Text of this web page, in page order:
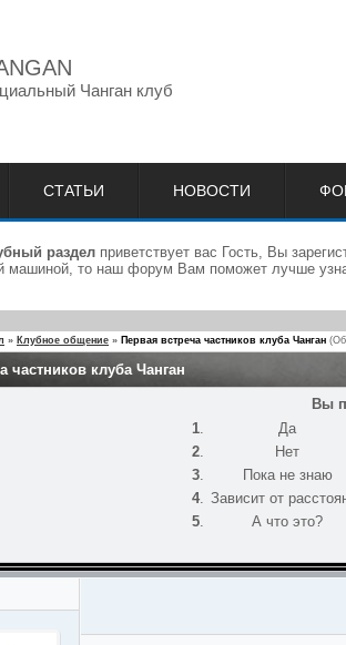
Чанган клуб
СТАТЬИ НОВОСТИ
раздел приветствует вас Гость, Вы
машиной, то наш форум Вам поможет лучше
» Клубное общение » Первая встреча частников клуба Чанган
частников клуба Чанган
Вы
1.
Да
2.
Нет
3.
Пока не знаю
4. Зависит от
5. А что это?